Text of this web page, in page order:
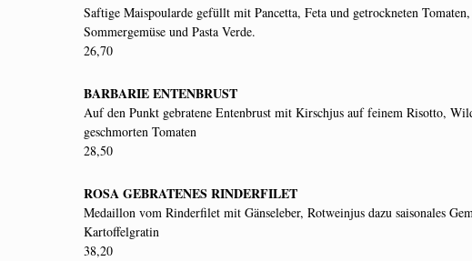
Saftige Maispoularde gefüllt mit Pancetta, Feta und getrockneten
Sommergemüse und Pasta Verde.
26,70
BARBARIE ENTENBRUST
Auf den Punkt gebratene Entenbrust mit Kirschjus auf feinem Risotto,
geschmorten Tomaten
28,50
ROSA GEBRATENES RINDERFILET
Medaillon vom Rinderfilet mit Gänseleber, Rotweinjus dazu saisonales
Kartoffelgratin
38,20